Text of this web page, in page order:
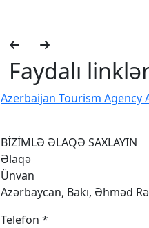
Faydalı
Azerbaijan Tourism Agency
BİZİMLƏ ƏLAQƏ SAXLAYIN
Əlaqə
Ünvan
Azərbaycan, Bakı, Əhməd
Telefon *